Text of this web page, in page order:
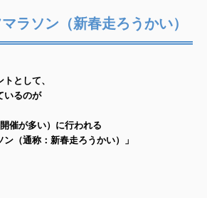
ラソン（新春走ろうかい）
として、
いるのが
催が多い）に行われる
ン（通称：新春走ろうかい）」